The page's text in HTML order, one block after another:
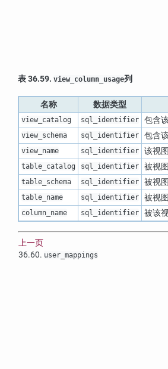
表 36.59. view_column_usage列
名称 数据类型
view_catalog sql_identifier 包含
view_schema sql_identifier 包含
view_name sql_identifier 该视
table_catalog sql_identifier 被视
table_schema sql_identifier 被视
table_name sql_identifier 被视
column_name sql_identifier 被该
上一页
36.60. user_mappings